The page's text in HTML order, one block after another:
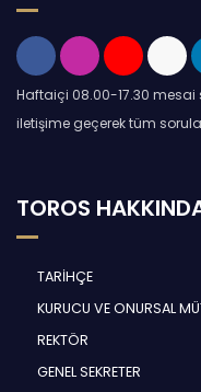
Haftaiçi 08.00-17.30 mesai
iletişime geçerek tüm
TOROS
TARİHÇE
KURUCU VE ONURSAL
REKTÖR
GENEL SEKRETER